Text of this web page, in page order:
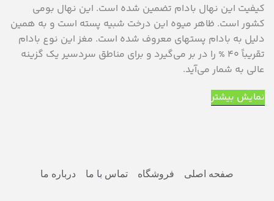
کیفیت این نهال بادام تضمین شده است. این نهال بومی
کشور است. ظاهر میوه این درخت شبیه پسته است و به همین
دلیل به بادام پسته‎ای معروف شده است. مغز این نوع بادام
تقریباً 40 % را در بر می‌گیرد و برای مناطق سردسیر یک گزینه
عالی به شمار می‌آید.
نمایش بیشتر
صفحه اصلی فروشگاه تماس با ما درباره ما